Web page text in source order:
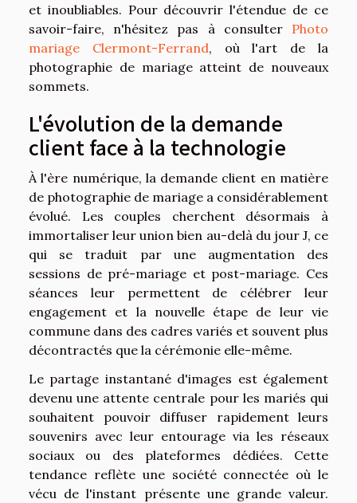
et inoubliables. Pour découvrir l'étendue de ce
savoir-faire, n'hésitez pas à consulter Photo
mariage Clermont-Ferrand, où l'art de la
photographie de mariage atteint de nouveaux
sommets.
L'évolution de la demande
client face à la technologie
À l'ère numérique, la demande client en matière
de photographie de mariage a considérablement
évolué. Les couples cherchent désormais à
immortaliser leur union bien au-delà du jour J, ce
qui se traduit par une augmentation des
sessions de pré-mariage et post-mariage. Ces
séances leur permettent de célébrer leur
engagement et la nouvelle étape de leur vie
commune dans des cadres variés et souvent plus
décontractés que la cérémonie elle-même.
Le partage instantané d'images est également
devenu une attente centrale pour les mariés qui
souhaitent pouvoir diffuser rapidement leurs
souvenirs avec leur entourage via les réseaux
sociaux ou des plateformes dédiées. Cette
tendance reflète une société connectée où le
vécu de l'instant présente une grande valeur.